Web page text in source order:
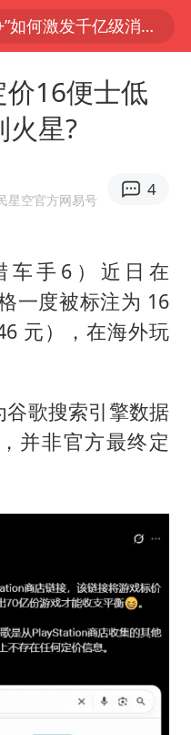
不敌张本智和
勒泰八月能滑雪”不实
第一杯奶茶”又爆单了
陈幸同晋级WTT横滨冠军赛8强
泰国枪击案凶手先杀祖父母后行凶
元代青花杯离奇失踪
国防部：中国军队坚决反制任何闹海挑衅图谋
两名乘客在飞机上因调节座椅起冲突
坊发布大风黄色预警
础开新局
价16便士低
火星?
星空官方网易号
4
车手6）近日在
一度被标注为 16
元），在海外玩
谷歌搜索引擎数据
并非官方最终定